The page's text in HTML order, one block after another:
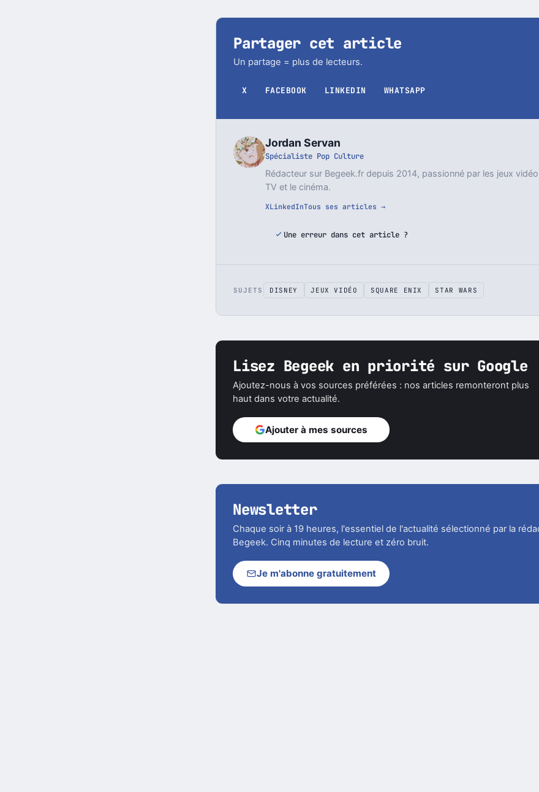
Partager cet article
Un partage = plus de lecteurs.
X FACEBOOK LINKEDIN WHATSAPP
Jordan Servan
Spécialiste Pop Culture
Rédacteur sur Begeek.fr depuis 2014, passionné par les jeux
TV et le cinéma.
XLinkedInTous ses articles →
Une erreur dans cet article ?
SUJETS DISNEY JEUX VIDÉO SQUARE ENIX STAR WARS
Lisez Begeek en priorité sur Google
Ajoutez-nous à vos sources préférées : nos articles remonteront plus
haut dans votre actualité.
Ajouter à mes sources
Newsletter
Chaque soir à 19 heures, l'essentiel de l'actualité sélectionné par la
Begeek. Cinq minutes de lecture et zéro bruit.
Je m'abonne gratuitement